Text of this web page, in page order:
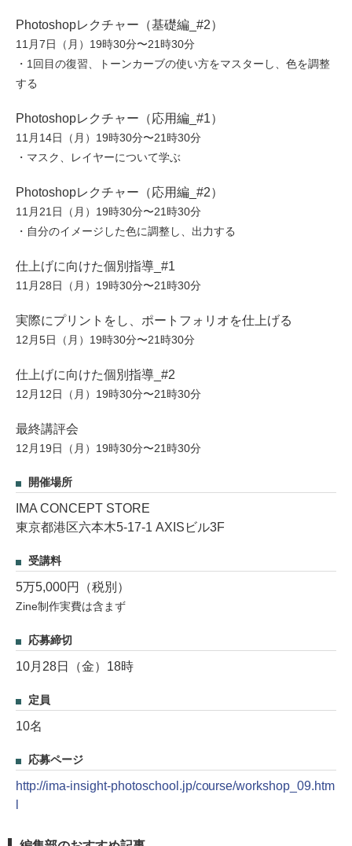
Photoshopレクチャー（基礎編_#2）
11月7日（月）19時30分〜21時30分
・1回目の復習、トーンカーブの使い方をマスターし、色を調整
する
Photoshopレクチャー（応用編_#1）
11月14日（月）19時30分〜21時30分
・マスク、レイヤーについて学ぶ
Photoshopレクチャー（応用編_#2）
11月21日（月）19時30分〜21時30分
・自分のイメージした色に調整し、出力する
仕上げに向けた個別指導_#1
11月28日（月）19時30分〜21時30分
実際にプリントをし、ポートフォリオを仕上げる
12月5日（月）19時30分〜21時30分
仕上げに向けた個別指導_#2
12月12日（月）19時30分〜21時30分
最終講評会
12月19日（月）19時30分〜21時30分
開催場所
IMA CONCEPT STORE
東京都港区六本木5-17-1 AXISビル3F
受講料
5万5,000円（税別）
Zine制作実費は含まず
応募締切
10月28日（金）18時
定員
10名
応募ページ
http://ima-insight-photoschool.jp/course/workshop_09.htm